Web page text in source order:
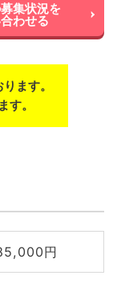
集状況を
わせる
ます。
す。
円